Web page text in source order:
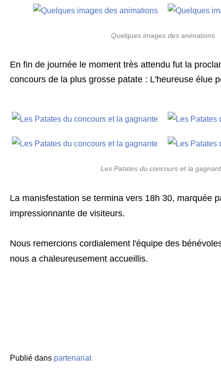
Quelques images des animations
En fin de journée le moment très attendu fut la
concours de la plus grosse patate : L'heureuse élue
Les Patates du concours et la
La manisfestation se termina vers 18h 30, marquée
impressionnante de visiteurs.
Nous remercions cordialement l'équipe des
nous a chaleureusement accueillis.
Publié dans partenariat